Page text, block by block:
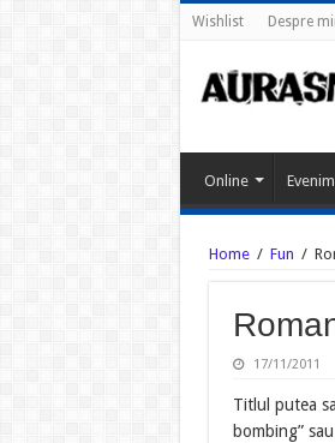
Wishlist Despre
Online
Home / Fun /
17/11/2011
Titlul putea
bombing”